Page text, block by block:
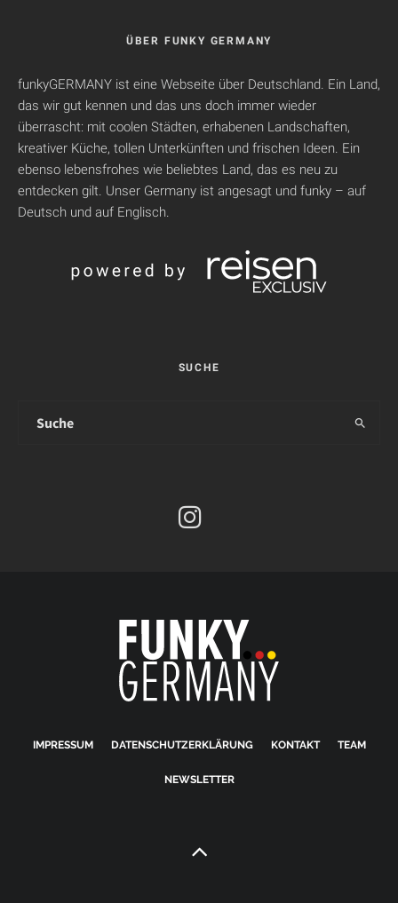
ÜBER FUNKY GERMANY
funkyGERMANY ist eine Webseite über Deutschland. Ein Land,
das wir gut kennen und das uns doch immer wieder
überrascht: mit coolen Städten, erhabenen Landschaften,
kreativer Küche, tollen Unterkünften und frischen Ideen. Ein
ebenso lebensfrohes wie beliebtes Land, das es neu zu
entdecken gilt. Unser Germany ist angesagt und funky – auf
Deutsch und auf Englisch.
SUCHE
IMPRESSUM DATENSCHUTZERKLÄRUNG KONTAKT TEAM
NEWSLETTER